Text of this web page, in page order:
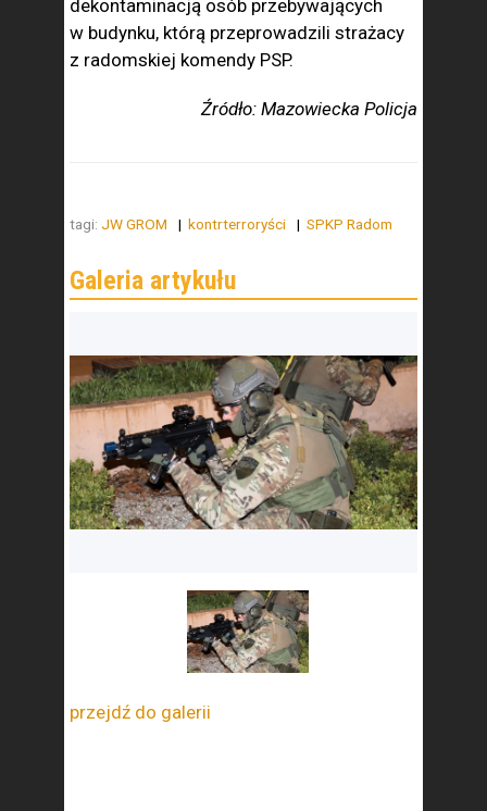
dekontaminacją osób przebywających
w budynku, którą przeprowadzili strażacy
z radomskiej komendy PSP.
Źródło: Mazowiecka Policja
tagi: JW GROM kontrterroryści SPKP Radom
przejdź do galerii